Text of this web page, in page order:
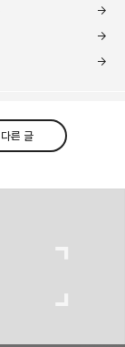
다른 글